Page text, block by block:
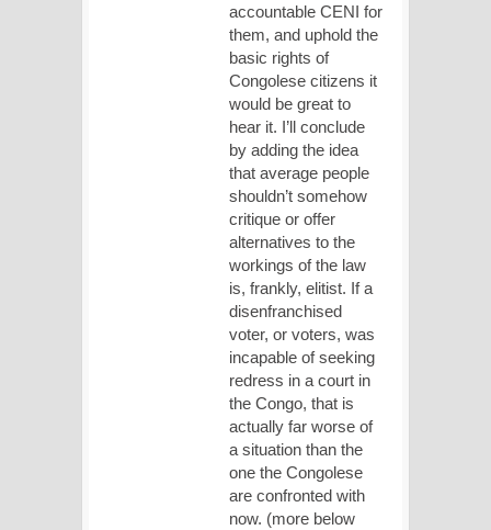
accountable CENI for
them, and uphold the
basic rights of
Congolese citizens it
would be great to
hear it. I’ll conclude
by adding the idea
that average people
shouldn’t somehow
critique or offer
alternatives to the
workings of the law
is, frankly, elitist. If a
disenfranchised
voter, or voters, was
incapable of seeking
redress in a court in
the Congo, that is
actually far worse of
a situation than the
one the Congolese
are confronted with
now. (more below